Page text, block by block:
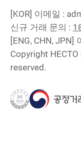
[KOR] 이메일 :
신규 거래 문의 :
[ENG, CHN, JPN]
Copyright
reserved.